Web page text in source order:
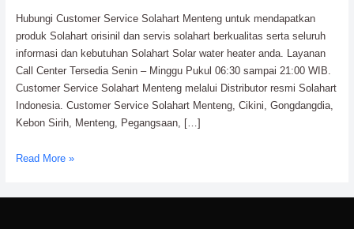
Hubungi Customer Service Solahart Menteng untuk mendapatkan
produk Solahart orisinil dan servis solahart berkualitas serta seluruh
informasi dan kebutuhan Solahart Solar water heater anda. Layanan
Call Center Tersedia Senin – Minggu Pukul 06:30 sampai 21:00 WIB.
Customer Service Solahart Menteng melalui Distributor resmi Solahart
Indonesia. Customer Service Solahart Menteng, Cikini, Gongdangdia,
Kebon Sirih, Menteng, Pegangsaan, […]
Customer
Read More »